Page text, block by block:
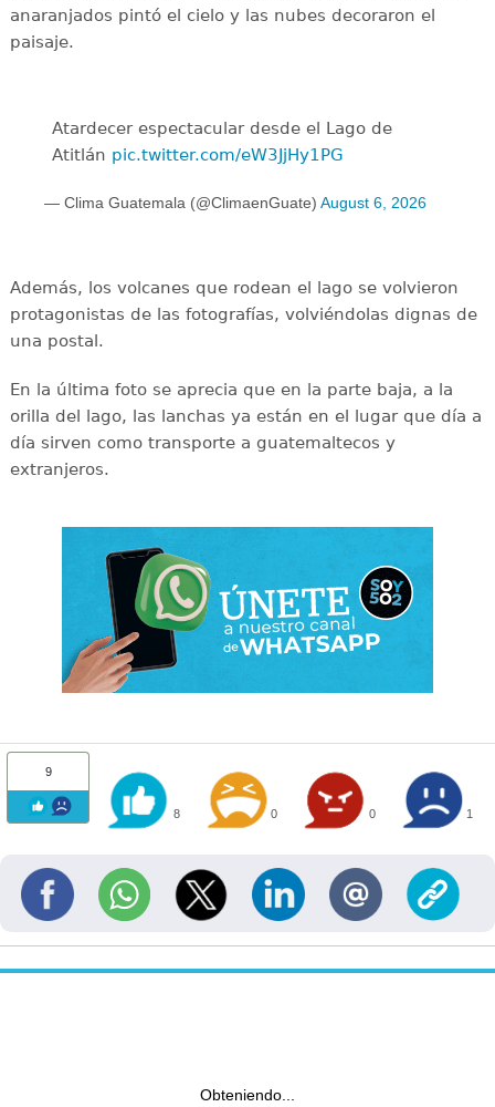
anaranjados pintó el cielo y las nubes decoraron el
paisaje.
Atardecer espectacular desde el Lago de
Atitlán pic.twitter.com/eW3JjHy1PG
— Clima Guatemala (@ClimaenGuate) August 6, 2026
Además, los volcanes que rodean el lago se volvieron
protagonistas de las fotografías, volviéndolas dignas de
una postal.
En la última foto se aprecia que en la parte baja, a la
orilla del lago, las lanchas ya están en el lugar que día a
día sirven como transporte a guatemaltecos y
extranjeros.
9
8 0 0 1
Obteniendo...